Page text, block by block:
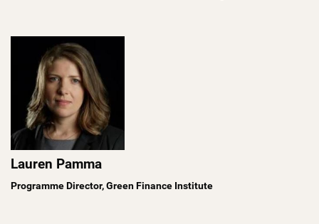
Lauren Pamma
Programme Director, Green Finance Institute